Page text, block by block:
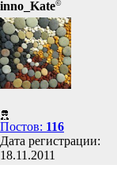
inno_Kate©
Постов: 116
Дата регистрации:
18.11.2011